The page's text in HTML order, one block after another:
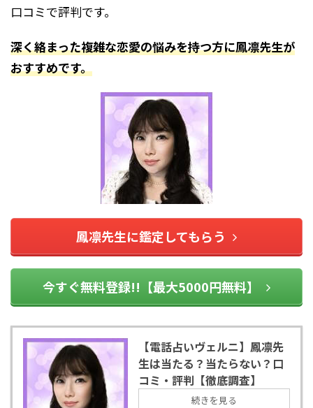
口コミで評判です。
深く絡まった複雑な恋愛の悩みを持つ方に鳳凛先生が
おすすめです。
鳳凛先生に鑑定してもらう
今すぐ無料登録!!【最大5000円無料】
【電話占いヴェルニ】鳳凛先
生は当たる？当たらない？口
コミ・評判【徹底調査】
続きを見る